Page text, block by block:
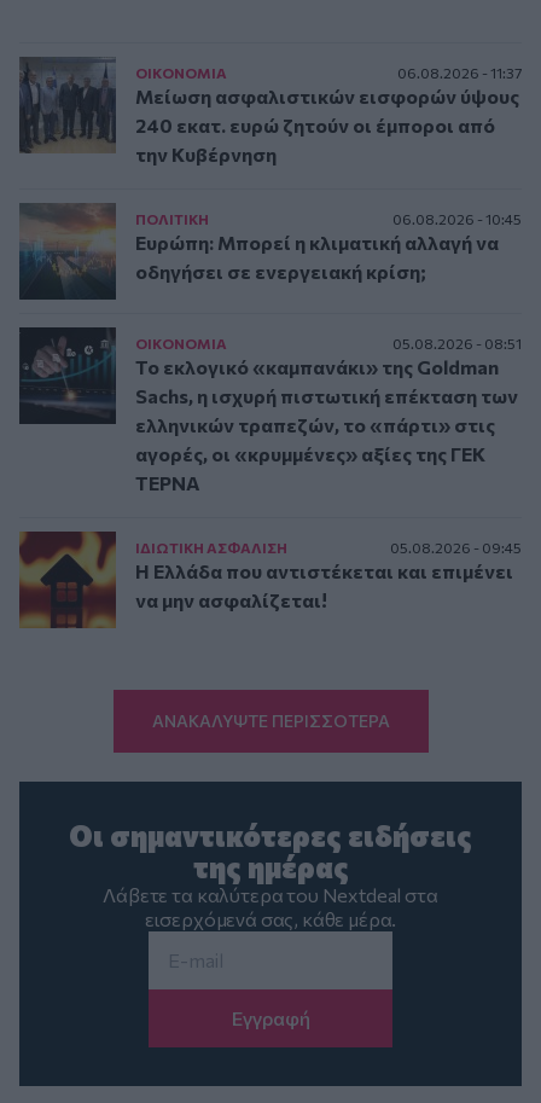
ΟΙΚΟΝΟΜΙΑ 06.08.2026 - 11:37
Μείωση ασφαλιστικών εισφορών ύψους
240 εκατ. ευρώ ζητούν οι έμποροι από
την Κυβέρνηση
ΠΟΛΙΤΙΚΗ 06.08.2026 - 10:45
Ευρώπη: Μπορεί η κλιματική αλλαγή να
οδηγήσει σε ενεργειακή κρίση;
ΟΙΚΟΝΟΜΙΑ 05.08.2026 - 08:51
Το εκλογικό «καμπανάκι» της Goldman
Sachs, η ισχυρή πιστωτική επέκταση των
ελληνικών τραπεζών, το «πάρτι» στις
αγορές, οι «κρυμμένες» αξίες της ΓΕΚ
ΤΕΡΝΑ
ΙΔΙΩΤΙΚΗ ΑΣΦAΛΙΣΗ 05.08.2026 - 09:45
Η Ελλάδα που αντιστέκεται και επιμένει
να μην ασφαλίζεται!
ΑΝΑΚΑΛΥΨΤΕ ΠΕΡΙΣΣΟΤΕΡΑ
Οι σημαντικότερες ειδήσεις
της ημέρας
Λάβετε τα καλύτερα του Nextdeal στα
εισερχόμενά σας, κάθε μέρα.